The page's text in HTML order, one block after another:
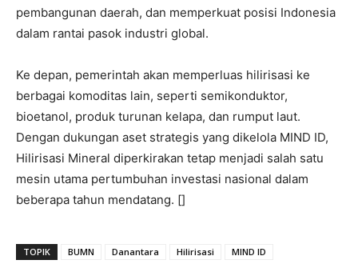
pembangunan daerah, dan memperkuat posisi Indonesia
dalam rantai pasok industri global.
Ke depan, pemerintah akan memperluas hilirisasi ke
berbagai komoditas lain, seperti semikonduktor,
bioetanol, produk turunan kelapa, dan rumput laut.
Dengan dukungan aset strategis yang dikelola MIND ID,
Hilirisasi Mineral diperkirakan tetap menjadi salah satu
mesin utama pertumbuhan investasi nasional dalam
beberapa tahun mendatang. []
TOPIK BUMN Danantara Hilirisasi MIND ID